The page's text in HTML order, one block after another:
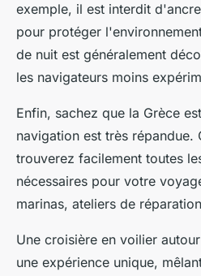
exemple, il est interdit
pour protéger
de nuit est généralement
les navigateurs moins
Enfin, sachez que la Grèce
navigation est très répandue.
trouverez facilement toutes
nécessaires pour votre
marinas, ateliers de
Une croisière en voilier
une expérience unique,